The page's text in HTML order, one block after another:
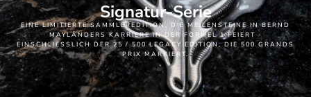
Signatur-Serie
EINE LIMITIERTE SAMMLEREDITION, DIE MEILENSTEINE IN BERND
MAYLÄNDERS KARRIERE IN DER FORMEL 1 FEIERT -
EINSCHLIESSLICH DER 25 / 500 LEGACY EDITION, DIE 500 GRANDS P
RIX MARKIERT.